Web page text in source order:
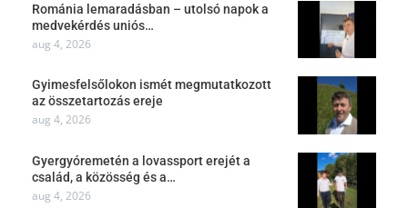
Románia lemaradásban – utolsó napok a
medvekérdés uniós…
aug 4, 2026
Gyimesfelsőlokon ismét megmutatkozott
az összetartozás ereje
aug 4, 2026
Gyergyóremetén a lovassport erejét a
család, a közösség és a…
aug 4, 2026